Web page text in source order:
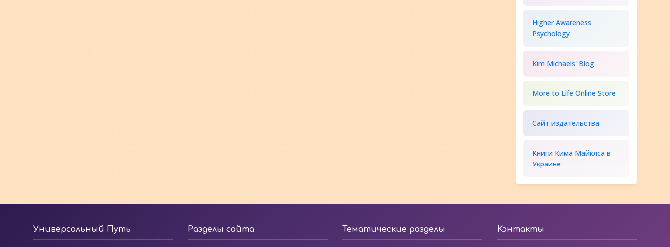
Higher Awareness
Psychology
Kim Michaels' Blog
More to Life Online Store
Сайт издательства
Книги Кима Майклса в
Украине
Универсальный Путь Разделы сайта Тематические разделы Контакты